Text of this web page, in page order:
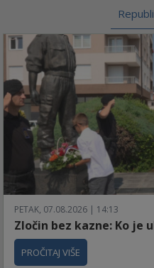
PETAK, 07.08.2026 | 14:13
Zločin bez kazne: Ko je
PROČITAJ VIŠE